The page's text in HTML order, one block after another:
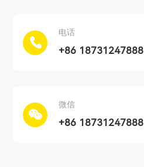
电话
+86 18731247888
微信
+86 18731247888